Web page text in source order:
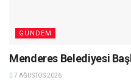
GÜNDEM
Menderes Belediyesi
7 AĞUSTOS 2026